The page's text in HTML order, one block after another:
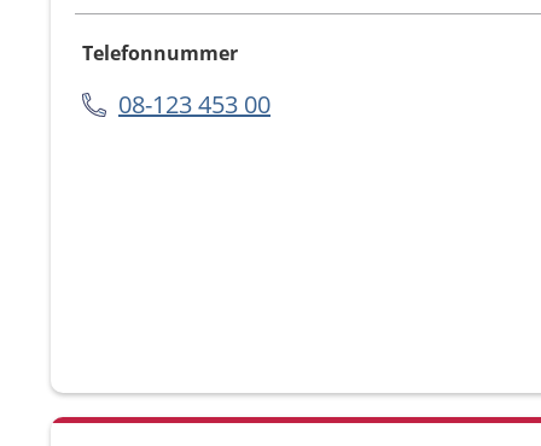
Telefonnummer
08-123 453 00